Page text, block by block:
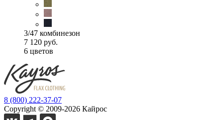
3/47 комбинезон
7 120 руб.
6 цветов
8 (800) 222-37-07
Copyright © 2009-2026 Кайрос